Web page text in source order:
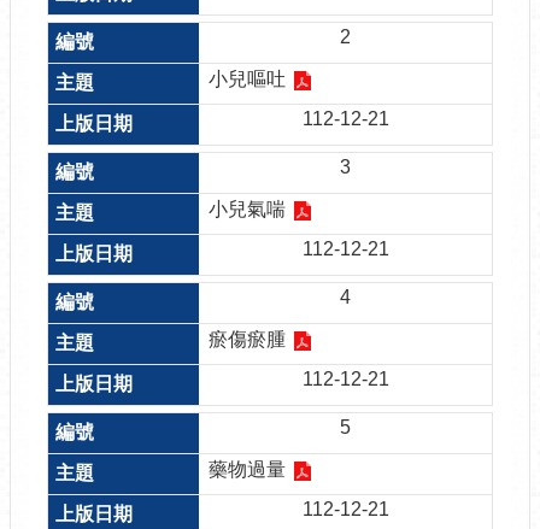
2
小兒嘔吐
112-12-21
3
小兒氣喘
112-12-21
4
瘀傷瘀腫
112-12-21
5
藥物過量
112-12-21